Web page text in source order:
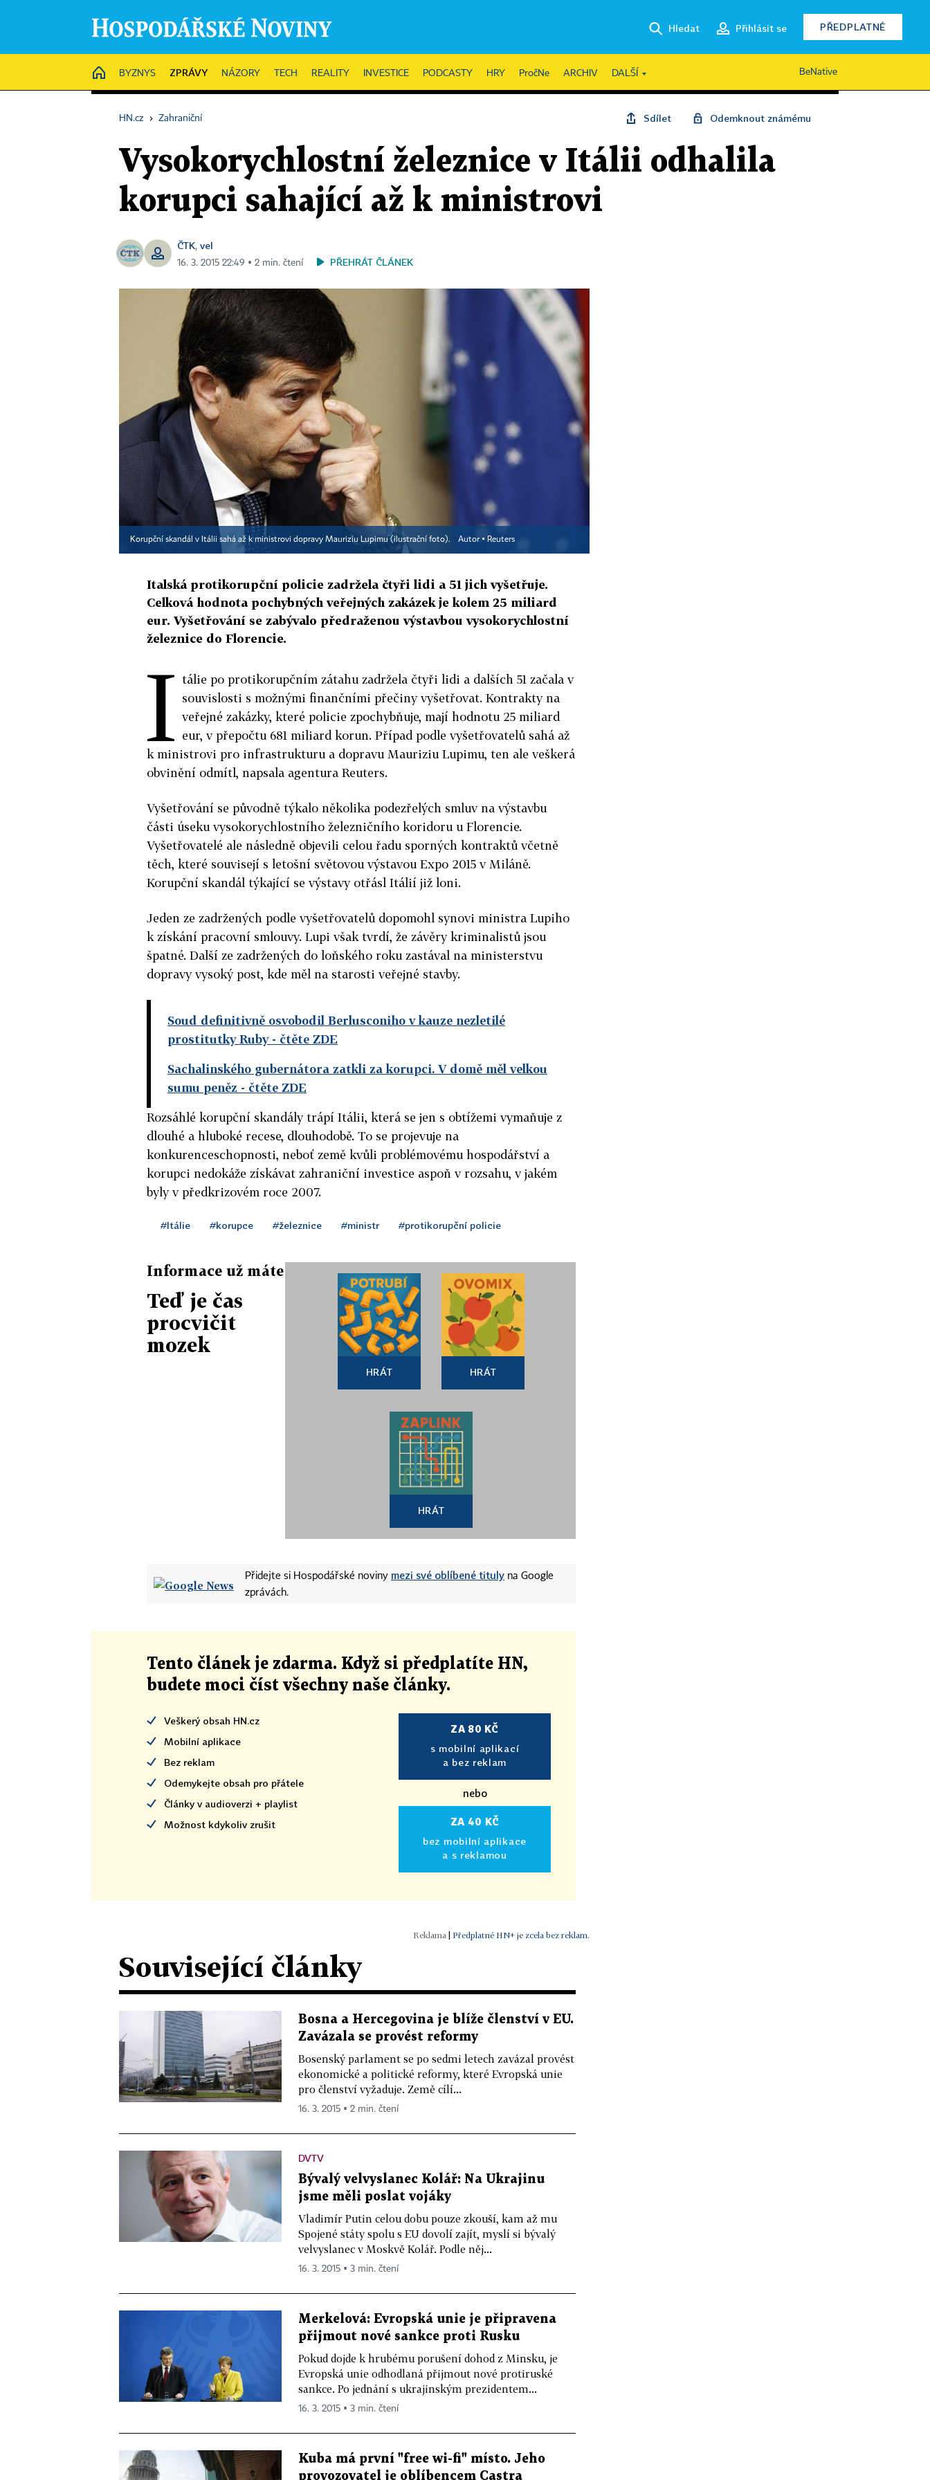
Hledat Přihlásit se PŘEDPLATNÉ
HOME
BYZNYS ZPRÁVY NÁZORY TECH REALITY INVESTICE PODCASTY HRY PročNe ARCHIV DALŠÍ BeNative
HN.cz › Zahraniční Sdílet Odemknout známému
Vysokorychlostní železnice v Itálii odhalila
korupci sahající až k ministrovi
ČTK, vel
16. 3. 2015 22:49 ▪ 2 min. čtení PŘEHRÁT ČLÁNEK
Korupční skandál v Itálii sahá až k ministrovi dopravy Mauriziu Lupimu (ilustrační foto). Autor ▪ Reuters
Italská protikorupční policie zadržela čtyři lidi a 51 jich vyšetřuje.
Celková hodnota pochybných veřejných zakázek je kolem 25 miliard
eur. Vyšetřování se zabývalo předraženou výstavbou vysokorychlostní
železnice do Florencie.
I tálie po protikorupčním zátahu zadržela čtyři lidi a dalších 51 začala v
souvislosti s možnými finančními přečiny vyšetřovat. Kontrakty na
veřejné zakázky, které policie zpochybňuje, mají hodnotu 25 miliard
eur, v přepočtu 681 miliard korun. Případ podle vyšetřovatelů sahá až
k ministrovi pro infrastrukturu a dopravu Mauriziu Lupimu, ten ale veškerá
obvinění odmítl, napsala agentura Reuters.
Vyšetřování se původně týkalo několika podezřelých smluv na výstavbu
části úseku vysokorychlostního železničního koridoru u Florencie.
Vyšetřovatelé ale následně objevili celou řadu sporných kontraktů včetně
těch, které souvisejí s letošní světovou výstavou Expo 2015 v Miláně.
Korupční skandál týkající se výstavy otřásl Itálií již loni.
Jeden ze zadržených podle vyšetřovatelů dopomohl synovi ministra Lupiho
k získání pracovní smlouvy. Lupi však tvrdí, že závěry kriminalistů jsou
špatné. Další ze zadržených do loňského roku zastával na ministerstvu
dopravy vysoký post, kde měl na starosti veřejné stavby.
Soud definitivně osvobodil Berlusconiho v kauze nezletilé
prostitutky Ruby- čtěte ZDE
Sachalinského gubernátora zatkli za korupci. V domě měl velkou
sumu peněz - čtěte ZDE
Rozsáhlé korupční skandály trápí Itálii, která se jen s obtížemi vymaňuje z
dlouhé a hluboké recese, dlouhodobě. To se projevuje na
konkurenceschopnosti, neboť země kvůli problémovému hospodářství a
korupci nedokáže získávat zahraniční investice aspoň v rozsahu, v jakém
byly v předkrizovém roce 2007.
#Itálie #korupce #železnice #ministr #protikorupční policie
Informace už máte
Teď je čas
procvičit
mozek
HRÁT HRÁT
HRÁT
Přidejte si Hospodářské noviny mezi své oblíbené tituly na Google
zprávách.
Tento článek je zdarma. Když si předplatíte HN,
budete moci číst všechny naše články.
Veškerý obsah HN.cz
Mobilní aplikace
Bez reklam
Odemykejte obsah pro přátele
Články v audioverzi + playlist
Možnost kdykoliv zrušit
ZA 80 KČ
s mobilní aplikací
a bez reklam
nebo
ZA 40 KČ
bez mobilní aplikace
a s reklamou
| Předplatné HN+ je zcela bez reklam.
Související články
Bosna a Hercegovina je blíže členství v EU.
Zavázala se provést reformy
Bosenský parlament se po sedmi letech zavázal provést
ekonomické a politické reformy, které Evropská unie
pro členství vyžaduje. Země cílí...
16. 3. 2015 ▪ 2 min. čtení
DVTV
Bývalý velvyslanec Kolář: Na Ukrajinu
jsme měli poslat vojáky
Vladimír Putin celou dobu pouze zkouší, kam až mu
Spojené státy spolu s EU dovolí zajít, myslí si bývalý
velvyslanec v Moskvě Kolář. Podle něj...
16. 3. 2015 ▪ 3 min. čtení
Merkelová: Evropská unie je připravena
přijmout nové sankce proti Rusku
Pokud dojde k hrubému porušení dohod z Minsku, je
Evropská unie odhodlaná přijmout nové protiruské
sankce. Po jednání s ukrajinským prezidentem...
16. 3. 2015 ▪ 3 min. čtení
Kuba má první "free wi-fi" místo. Jeho
provozovatel je oblíbencem Castra